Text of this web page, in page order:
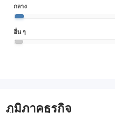
กลาง
อื่น ๆ
ภูมิภาคธุรกิจ